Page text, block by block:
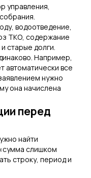
управления,
водоотведение,
ТКО, содержание
старые долги.
Например,
автоматически все
нужно
она начислена
перед
найти
слишком
строку, период и